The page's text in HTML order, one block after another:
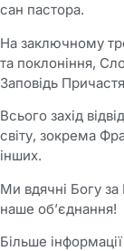
сан пастора.
На заключному
та поклоніння,
Заповідь
Всього захід
світу, зокрема
інших.
Ми вдячні Богу
наше об’єднання!
Більше